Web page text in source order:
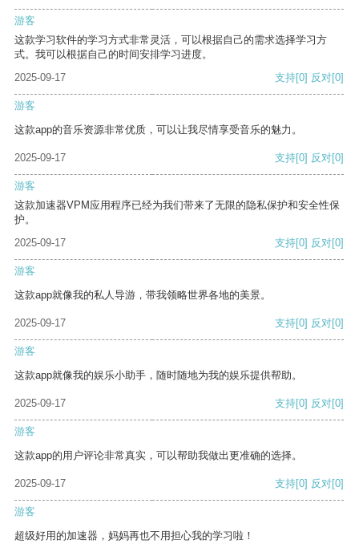
游客
这款学习软件的学习方式非常灵活，可以根据自己的需求选择学习方
式。我可以根据自己的时间安排学习进度。
2025-09-17
支持[0] 反对[0]
游客
这款app的音乐资源非常优质，可以让我尽情享受音乐的魅力。
2025-09-17 支持[0] 反对[0]
游客
这款加速器VPM应用程序已经为我们带来了无限的隐私保护和安全性保
护。
2025-09-17
支持[0] 反对[0]
游客
这款app就像我的私人导游，带我领略世界各地的美景。
2025-09-17 支持[0] 反对[0]
游客
这款app就像我的娱乐小助手，随时随地为我的娱乐提供帮助。
2025-09-17 支持[0] 反对[0]
游客
这款app的用户评论非常真实，可以帮助我做出更准确的选择。
2025-09-17 支持[0] 反对[0]
游客
超级好用的加速器，妈妈再也不用担心我的学习啦！